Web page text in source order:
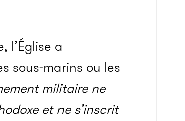
l’Église a
sous-marins ou les
militaire ne
et ne s’inscrit